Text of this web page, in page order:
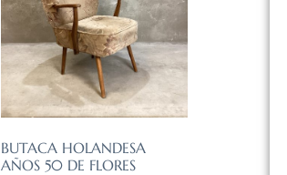
BUTACA HOLANDESA
AÑOS 50 DE FLORES